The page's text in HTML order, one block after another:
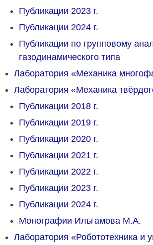
Публикации 2023 г.
Публикации 2024 г.
Публикации по групповому
газодинамического типа
Лаборатория «Механика
Лаборатория «Механика
Публикации 2018 г.
Публикации 2019 г.
Публикации 2020 г.
Публикации 2021 г.
Публикации 2022 г.
Публикации 2023 г.
Публикации 2024 г.
Монографии Ильгамова М.А.
Лаборатория «Робототехника и